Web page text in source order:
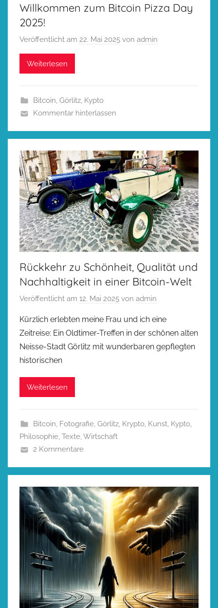
Willkommen zum Bitcoin Pizza Day
2025!
Veröffentlicht am 22. Mai 2025 von admin
Weiterlesen
Bitcoin, Görlitz, Kypto
Kommentar hinterlassen
Rückkehr zu Schönheit, Qualität und
Nachhaltigkeit in einer Bitcoin-Welt
Veröffentlicht am 12. Mai 2025 von admin
Kürzlich erlebten meine Frau und ich eine
Zeitreise: Ein Oldtimer-Treffen in der schönen alten
Neisse-Stadt Görlitz mit wunderbaren gepflegten
historischen
Weiterlesen
Bitcoin, Fotografie, Görlitz, Krypto, Kunst, Kypto,
Philosophie, Texte,Wirtschaft
2 Kommentare